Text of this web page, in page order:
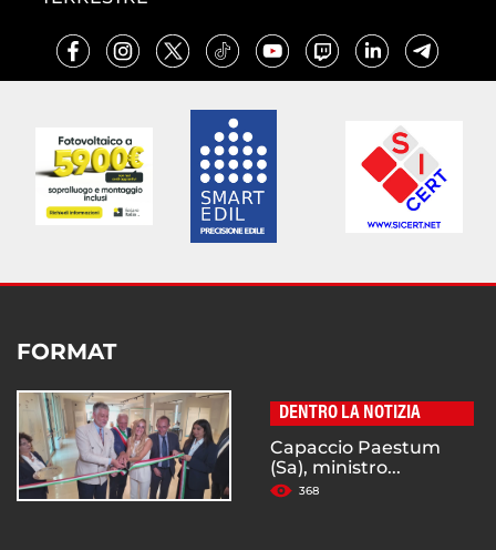
FORMAT
DENTRO LA NOTIZIA
Capaccio Paestum
(Sa), ministro...
368